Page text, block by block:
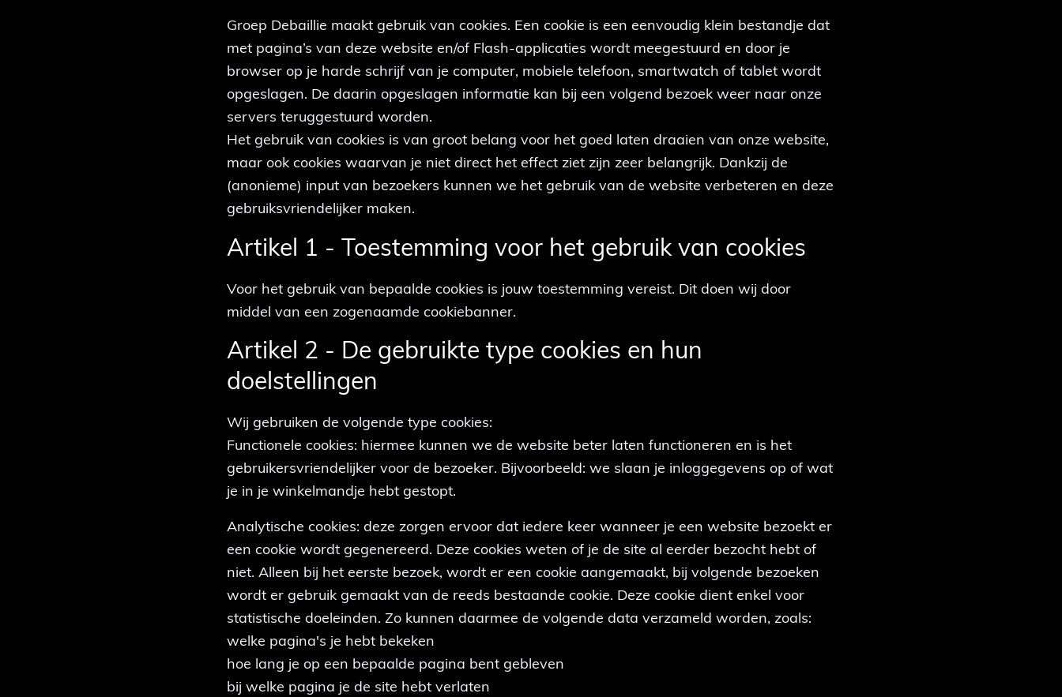
Groep Debaillie maakt gebruik van cookies. Een cookie is een eenvoudig klein bestandje dat
met pagina’s van deze website en/of Flash-applicaties wordt meegestuurd en door je
browser op je harde schrijf van je computer, mobiele telefoon, smartwatch of tablet wordt
opgeslagen. De daarin opgeslagen informatie kan bij een volgend bezoek weer naar onze
servers teruggestuurd worden.
Het gebruik van cookies is van groot belang voor het goed laten draaien van onze website,
maar ook cookies waarvan je niet direct het effect ziet zijn zeer belangrijk. Dankzij de
(anonieme) input van bezoekers kunnen we het gebruik van de website verbeteren en deze
gebruiksvriendelijker maken.
Artikel 1 - Toestemming voor het gebruik van cookies
Voor het gebruik van bepaalde cookies is jouw toestemming vereist. Dit doen wij door
middel van een zogenaamde cookiebanner.
Artikel 2 - De gebruikte type cookies en hun
doelstellingen
Wij gebruiken de volgende type cookies:
Functionele cookies: hiermee kunnen we de website beter laten functioneren en is het
gebruikersvriendelijker voor de bezoeker. Bijvoorbeeld: we slaan je inloggegevens op of wat
je in je winkelmandje hebt gestopt.
Analytische cookies: deze zorgen ervoor dat iedere keer wanneer je een website bezoekt er
een cookie wordt gegenereerd. Deze cookies weten of je de site al eerder bezocht hebt of
niet. Alleen bij het eerste bezoek, wordt er een cookie aangemaakt, bij volgende bezoeken
wordt er gebruik gemaakt van de reeds bestaande cookie. Deze cookie dient enkel voor
statistische doeleinden. Zo kunnen daarmee de volgende data verzameld worden, zoals:
welke pagina's je hebt bekeken
hoe lang je op een bepaalde pagina bent gebleven
bij welke pagina je de site hebt verlaten